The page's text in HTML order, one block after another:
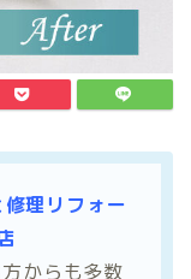
理リフォー
からも多数